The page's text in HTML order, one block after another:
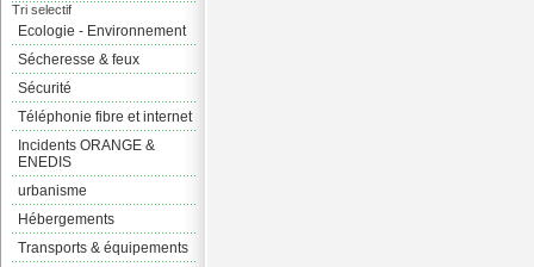
Tri selectif
Ecologie - Environnement
Sécheresse & feux
Sécurité
Téléphonie fibre et internet
Incidents ORANGE &
ENEDIS
urbanisme
Hébergements
Transports & équipements